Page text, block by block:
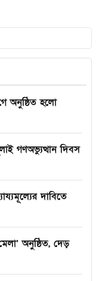
অনুষ্ঠিত হলো
গণঅভ্যুত্থান দিবস
দাবিতে
অনুষ্ঠিত, দেড়